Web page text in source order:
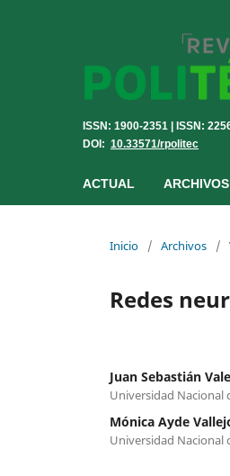
ISSN: 1900-2351 | ISSN:
DOI: 10.33571/rpolitec
ACTUAL ARCHIVOS
Inicio / Archivos /
Redes
Juan Sebastián
Universidad Nacional
Mónica Ayde
Universidad Nacional